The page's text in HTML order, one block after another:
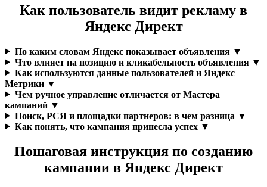
Как пользователь видит рекламу в
Яндекс Директ
По каким словам Яндекс показывает объявления ▼
Что влияет на позицию и кликабельность объявления ▼
Как используются данные пользователей и Яндекс
Метрики ▼
Чем ручное управление отличается от Мастера
кампаний ▼
Поиск, РСЯ и площадки партнеров: в чем разница ▼
Как понять, что кампания принесла успех ▼
Пошаговая инструкция по созданию
кампании в Яндекс Директ